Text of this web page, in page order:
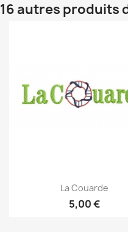
16 autres produits
Aperçu rapide
La Couarde
5,00 €